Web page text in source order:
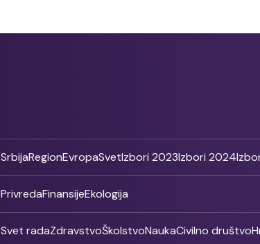
SrbijaRegionEvropaSvetIzbori 2023Izbori 2024
PrivredaFinansijeEkologija
Svet radaZdravstvoŠkolstvoNaukaCivilno društvo